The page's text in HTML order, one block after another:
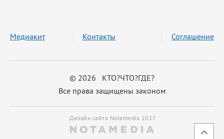
© 2026 КТО?ЧТО?ГДЕ?
Все права защищены законом
Медиакит Контакты Соглашение
Дизайн сайта Notamedia 2017